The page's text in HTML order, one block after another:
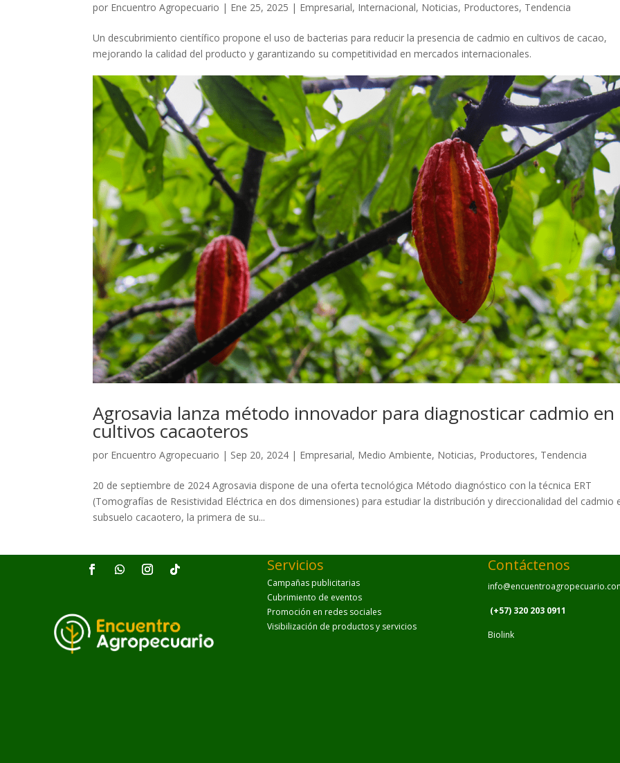
por Encuentro Agropecuario | Ene 25, 2025 | Empresarial, Internacional, Noticias, Productores, Tendencia
Un descubrimiento científico propone el uso de bacterias para reducir la presencia de cadmio en cultivos de cacao,
mejorando la calidad del producto y garantizando su competitividad en mercados internacionales.
Agrosavia lanza método innovador para diagnosticar cadmio en
cultivos cacaoteros
por Encuentro Agropecuario | Sep 20, 2024 | Empresarial, Medio Ambiente, Noticias, Productores, Tendencia
20 de septiembre de 2024 Agrosavia dispone de una oferta tecnológica Método diagnóstico con la técnica ERT
(Tomografías de Resistividad Eléctrica en dos dimensiones) para estudiar la distribución y direccionalidad del cadmio
subsuelo cacaotero, la primera de su...
Servicios
Campañas publicitarias
Cubrimiento de eventos
Promoción en redes sociales
Visibilización de productos y servicios
Contáctenos
(+57) 320 203 0911
Biolink